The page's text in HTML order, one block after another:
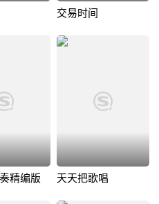
交易时间
精编版 天天把歌唱